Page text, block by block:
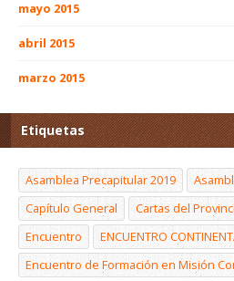
mayo 2015
abril 2015
marzo 2015
Etiquetas
Asamblea Precapitular 2019
Capítulo General
Cartas del
Encuentro
ENCUENTRO
Encuentro de Formación en Misión